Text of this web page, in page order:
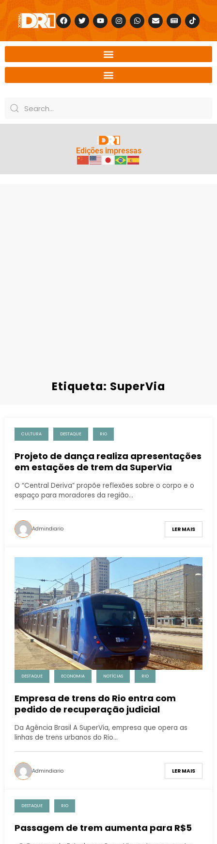
Edições impressas
Etiqueta: SuperVia
CULTURA DESTAQUE RIO
Projeto de dança realiza apresentações
em estações de trem da SuperVia
O “Central Deriva” propõe reflexões sobre o corpo e o
espaço para moradores da região…
Admindiario LER MAIS
DESTAQUE ECONOMIA NOTÍCIAS RIO
Empresa de trens do Rio entra com
pedido de recuperação judicial
Da Agência Brasil A SuperVia, empresa que opera as
linhas de trens urbanos do Rio…
Admindiario LER MAIS
DESTAQUE RIO
Passagem de trem aumenta para R$5